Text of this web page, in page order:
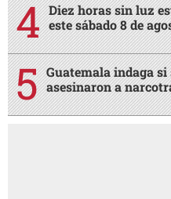
Diez horas sin luz
este sábado 8 de
Guatemala indaga
asesinaron a